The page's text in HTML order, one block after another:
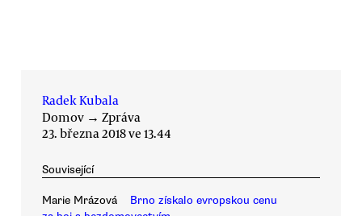
Radek Kubala
Domov → Zpráva
23. března 2018 ve 13.44
Související
Marie Mrázová
Brno získalo evropskou cenu